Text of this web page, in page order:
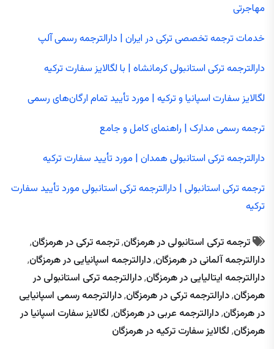
مهاجرتی
خدمات ترجمه تخصصی ترکی در ایران | دارالترجمه رسمی آلپ
دارالترجمه ترکی استانبولی کرمانشاه | با لگالایز سفارت ترکیه
لگالایز سفارت اسپانیا و ترکیه | مورد تأیید تمام ارگان‌های رسمی
ترجمه رسمی مدارک | راهنمای کامل و جامع
دارالترجمه ترکی استانبولی همدان | مورد تأیید سفارت ترکیه
ترجمه ترکی استانبولی | دارالترجمه ترکی استانبولی مورد تأیید سفارت
ترکیه
ترجمه ترکی استانبولی در هرمزگان,ترجمه ترکی در هرمزگان,
دارالترجمه آلمانی در هرمزگان,دارالترجمه اسپانیایی در هرمزگان,
دارالترجمه ایتالیایی در هرمزگان,دارالترجمه ترکی استانبولی در
هرمزگان,دارالترجمه ترکی در هرمزگان,دارالترجمه رسمی اسپانیایی
در هرمزگان,دارالترجمه عربی در هرمزگان, لگالایز سفارت اسپانیا در
هرمزگان, لگالایز سفارت ترکیه در هرمزگان